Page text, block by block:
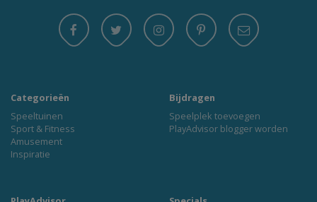
Categorieën
Speeltuinen
Sport & Fitness
Amusement
Inspiratie
Bijdragen
Speelplek toevoegen
PlayAdvisor blogger worden